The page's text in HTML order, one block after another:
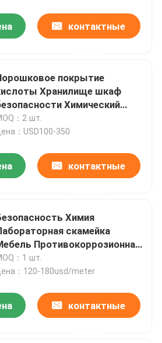
контактные
покрытие
Хранилище шкаф
Химический
В лаборатории
：2 шт.
Цена：USD100-350
контактные
Химия
скамейка
Противокоррозионная
ящиками 120*60*78см
：1 шт.
Цена：120-180usd/meter
контактные